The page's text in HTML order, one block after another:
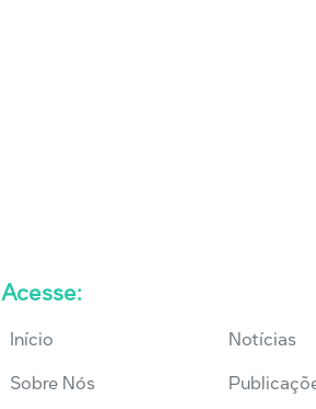
Acesse:
Início
Sobre Nós
Notícias